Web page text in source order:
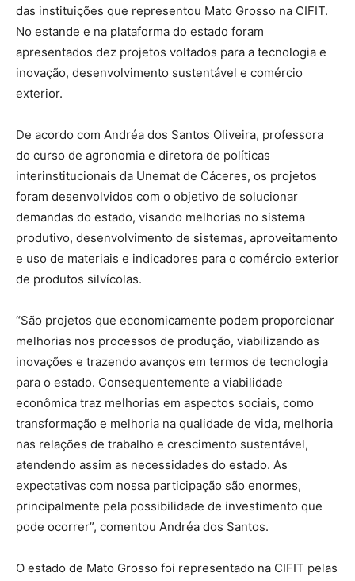
das instituições que representou Mato Grosso na CIFIT.
No estande e na plataforma do estado foram
apresentados dez projetos voltados para a tecnologia e
inovação, desenvolvimento sustentável e comércio
exterior.
De acordo com Andréa dos Santos Oliveira, professora
do curso de agronomia e diretora de políticas
interinstitucionais da Unemat de Cáceres, os projetos
foram desenvolvidos com o objetivo de solucionar
demandas do estado, visando melhorias no sistema
produtivo, desenvolvimento de sistemas, aproveitamento
e uso de materiais e indicadores para o comércio exterior
de produtos silvícolas.
“São projetos que economicamente podem proporcionar
melhorias nos processos de produção, viabilizando as
inovações e trazendo avanços em termos de tecnologia
para o estado. Consequentemente a viabilidade
econômica traz melhorias em aspectos sociais, como
transformação e melhoria na qualidade de vida, melhoria
nas relações de trabalho e crescimento sustentável,
atendendo assim as necessidades do estado. As
expectativas com nossa participação são enormes,
principalmente pela possibilidade de investimento que
pode ocorrer”, comentou Andréa dos Santos.
O estado de Mato Grosso foi representado na CIFIT pelas